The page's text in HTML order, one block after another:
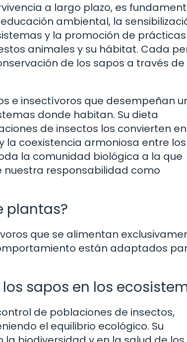
a largo plazo, es
ambiental, la
y la promoción de
animales y su hábitat. Cada
de los sapos a través de
e insectívoros que desempeñan
donde habitan. Su dieta
de insectos los convierten en
coexistencia armoniosa entre
la comunidad biológica a la que
nuestra responsabilidad como
plantas?
que se alimentan
están adaptados
sapos en los
de poblaciones de insectos,
el equilibrio ecológico. Su